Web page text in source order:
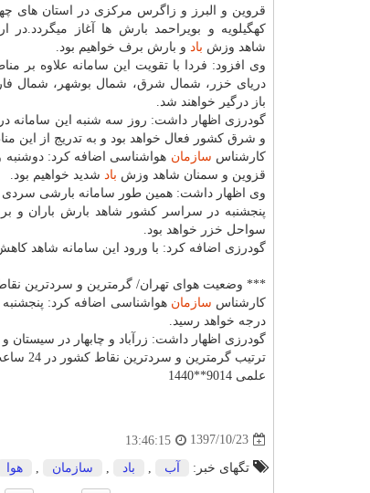
قروین و البرز و زاگرس مركزی در استان های
كهگیلویه و بویراحمد بارش ها آغاز میگردد.در
شاهد وزش باد و بارش برف خواهیم بود.
وی افزود: فردا با تقویت این سامانه علاوه بر
دریای خزر، شمال شرق، شمال بوشهر، شمال
باز درگیر خواهند شد.
گودرزی اظهار داشت: روز سه شنبه این سامانه
و شرق كشور فعال خواهد بود و به تدریج از این
كارشناس سازمان هواشناسی اضافه كرد: دوشنبه
قزوین و سمنان شاهد وزش باد شدید خواهیم بود.
وی اظهار داشت: همین طور سامانه بارشی سردی
پنجشنبه در سراسر كشور شاهد بارش باران و
سواحل خزر خواهد بود.
گودرزی اضافه كرد: با ورود این سامانه شاهد كاهش محسوس دما از 8 تا 10 درجه
*** وضعیت هوای تهران/ گرمترین و سردترین
كارشناس سازمان
درجه خواهد رسید.
ترتیب گرمترین و سردترین نقاط كشور در 24 ساعت گذشته بودند.
علمی 9014**1440
1397/10/23
13:46:15
تگهای خبر: آب باد سازمان هوا